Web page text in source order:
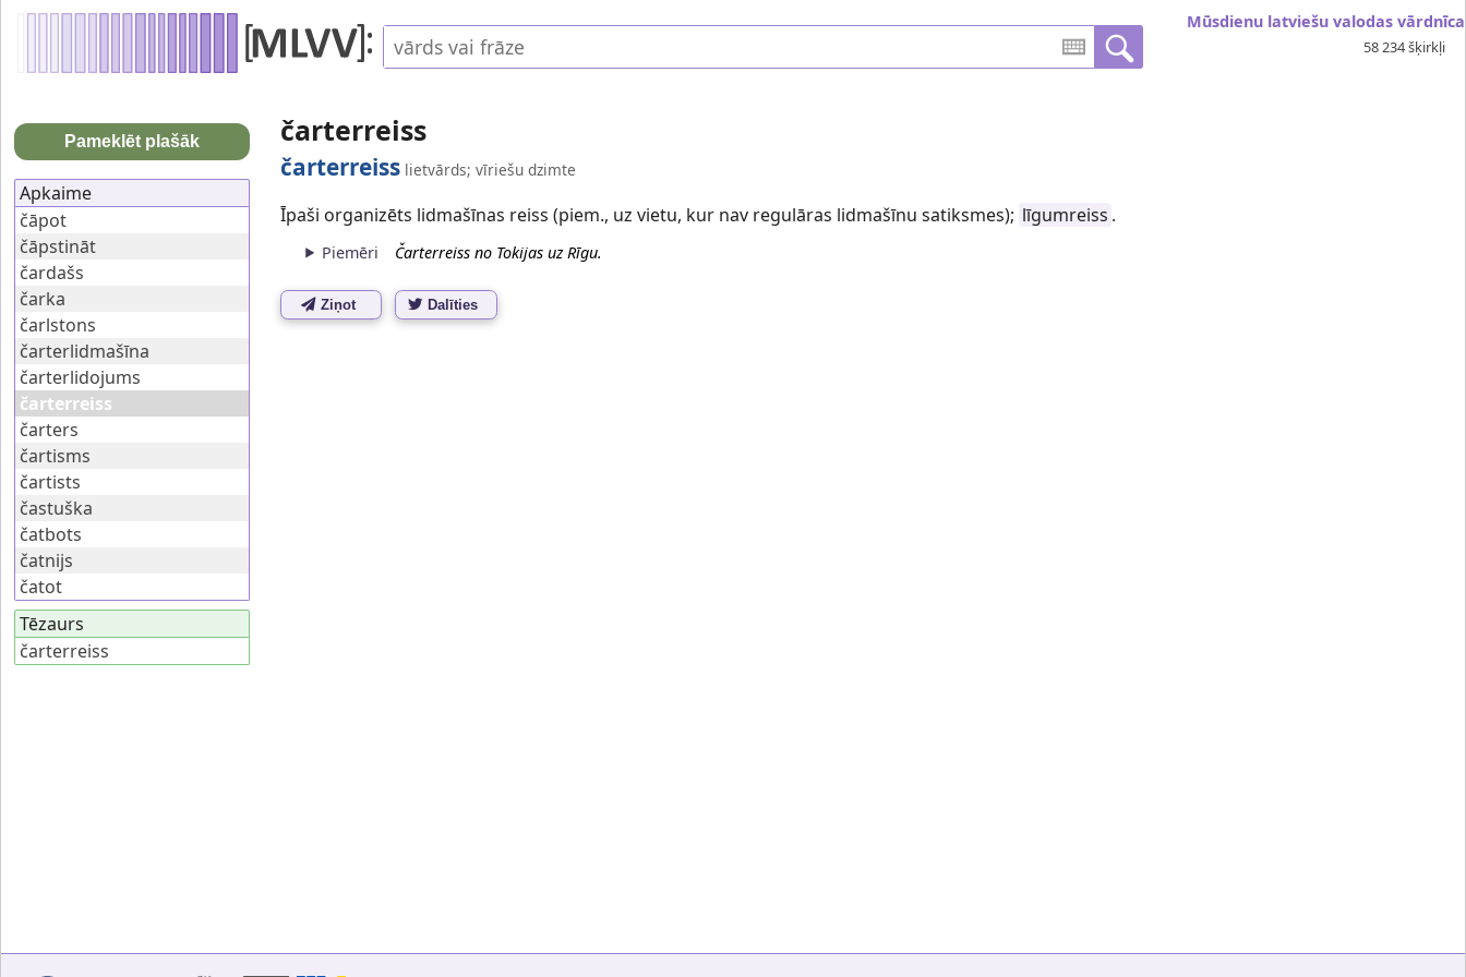
Mūsdienu latviešu valodas vārdnīca
58 234 šķirkļi
čarterreiss
čarterreiss lietvārds; vīriešu dzimte
Īpaši organizēts lidmašīnas reiss (piem., uz vietu, kur nav regulāras lidmašīnu satiksmes); līgumreiss .
Piemēri Čarterreiss no Tokijas uz Rīgu.
Ziņot Dalīties
Pameklēt plašāk
Apkaime
čāpot
čāpstināt
čardašs
čarka
čarlstons
čarterlidmašīna
čarterlidojums
čarterreiss
čarters
čartisms
čartists
častuška
čatbots
čatnijs
čatot
Tēzaurs
čarterreiss